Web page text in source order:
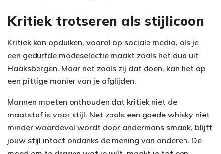
Kritiek trotseren als stijlicoon
Kritiek kan opduiken, vooral op sociale media, als je
een gedurfde modeselectie maakt zoals het duo uit
Haaksbergen. Maar net zoals zij dat doen, kan het op
een pittige manier van je afglijden.
Mannen moeten onthouden dat kritiek niet de
maatstaf is voor stijl. Net zoals een goede whisky niet
minder waardevol wordt door andermans smaak, blijft
jouw stijl intact ondanks de mening van anderen. De